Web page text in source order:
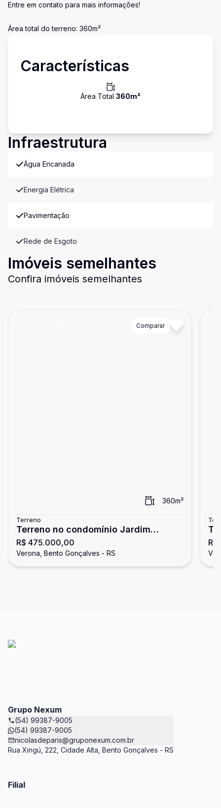
Entre em contato para mais informações!
Área total do terreno: 360m²
Características
Área Total 360m²
Infraestrutura
Água Encanada
Energia Elétrica
Pavimentação
Rede de Esgoto
Imóveis semelhantes
Confira imóveis semelhantes
Comparar
360m²
Terreno
Terreno no condomínio Jardim
Acapulco
R$ 475.000,00
Verona, Bento Gonçalves - RS
Grupo Nexum
(54) 99387-9005
(54) 99387-9005
nicolasdeparis@gruponexum.com.br
Rua Xingú, 222, Cidade Alta, Bento Gonçalves - RS
Filial